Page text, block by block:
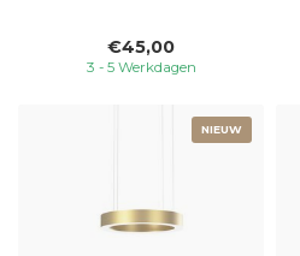
€45,00
3 - 5 Werkdagen
NIEUW